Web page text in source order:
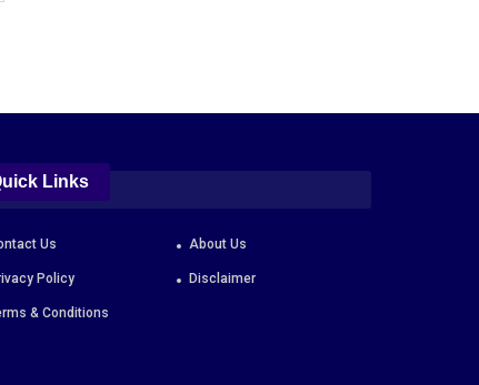
Links
Us About Us
Policy Disclaimer
& Conditions